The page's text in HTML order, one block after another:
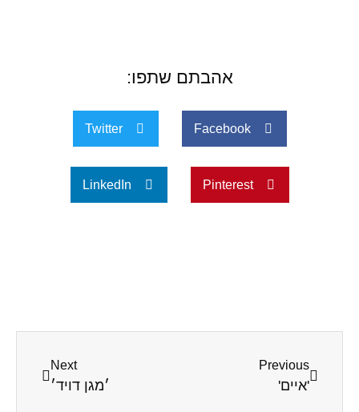
אהבתם שתפו:
Facebook
Twitter
Pinterest
LinkedIn
Previous
'איים'
Next
׳מגן דויד׳